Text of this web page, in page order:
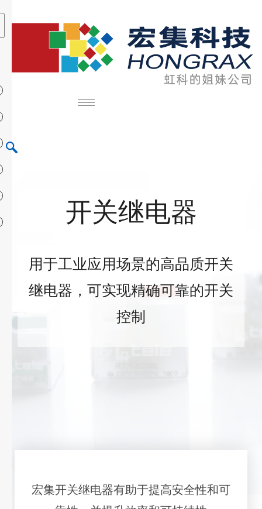
开关继电器
用于工业应用场景的高品质开关
继电器，可实现精确可靠的开关
控制
宏集开关继电器有助于提高安全性和可